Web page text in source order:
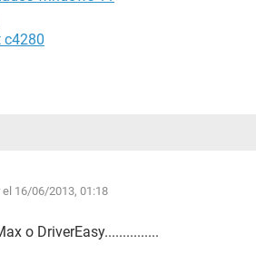
c4280
16/06/2013, 01:18
o DriverEasy...............